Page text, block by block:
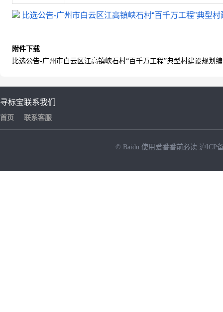
比选公告-广州市白云区江高镇峡石村“百千万工程”典型
附件下载
比选公告-广州市白云区江高镇峡石村“百千万工程”典型村建设规划
寻标宝
首页
联系我们
联系客服
© Baidu 使用爱番番前必读 沪ICP